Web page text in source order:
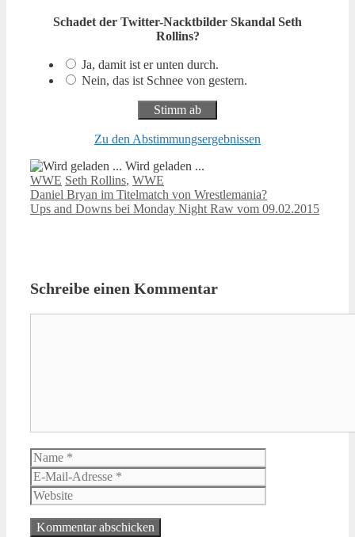
Schadet der Twitter-Nacktbilder Skandal Seth
Rollins?
Ja, damit ist er unten durch.
Nein, das ist Schnee von gestern.
Zu den Abstimmungsergebnissen
Wird geladen ...
Kategorien
WWE Schlagwörter
Seth Rollins, WWE
Daniel Bryan im Titelmatch von Wrestlemania?
Ups and Downs bei Monday Night Raw vom 09.02.2015
Schreibe einen Kommentar
Name
Mail-